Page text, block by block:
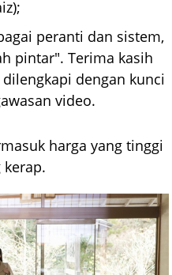
peranti dan sistem,
pintar". Terima kasih
dengan kunci
video.
harga yang tinggi
kerap.